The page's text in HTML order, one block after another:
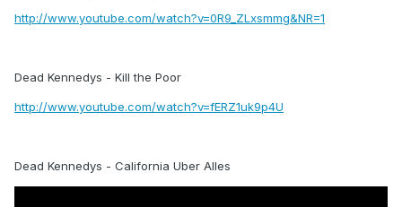
http://www.youtube.com/watch?v=0R9_ZLxsmmg&NR=1
Dead Kennedys - Kill the Poor
http://www.youtube.com/watch?v=fERZ1uk9p4U
Dead Kennedys - California Uber Alles